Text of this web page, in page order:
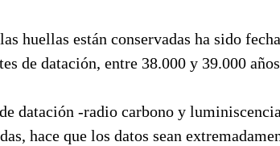
huellas están conservadas ha sido
de datación, entre 38.000 y 39.000
datación -radio carbono y luminiscencia
hace que los datos sean